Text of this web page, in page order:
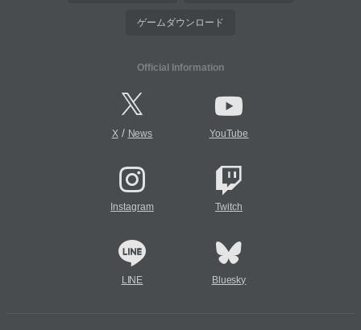
ゲームダウンロード
Official Information
X/ News YouTube
Instagram Twitch
LINE Bluesky